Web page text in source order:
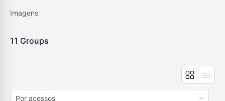
Imagens
11 Groups
Order